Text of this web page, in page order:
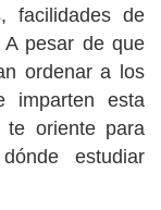
facilidades de
A pesar de que
ordenar a los
imparten esta
te oriente para
estudiar